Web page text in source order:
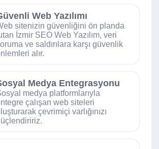
Web Yazılımı
sitenizin güvenliğini ön planda
İzmir SEO Web Yazılım, veri
ve saldırılara karşı güvenlik
alır.
Medya Entegrasyonu
medya platformlarıyla
çalışan web siteleri
çevrimiçi varlığınızı